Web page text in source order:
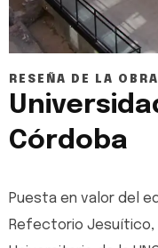
RESEÑA DE LA OBRA
Córdoba
Puesta en valor del
Refectorio